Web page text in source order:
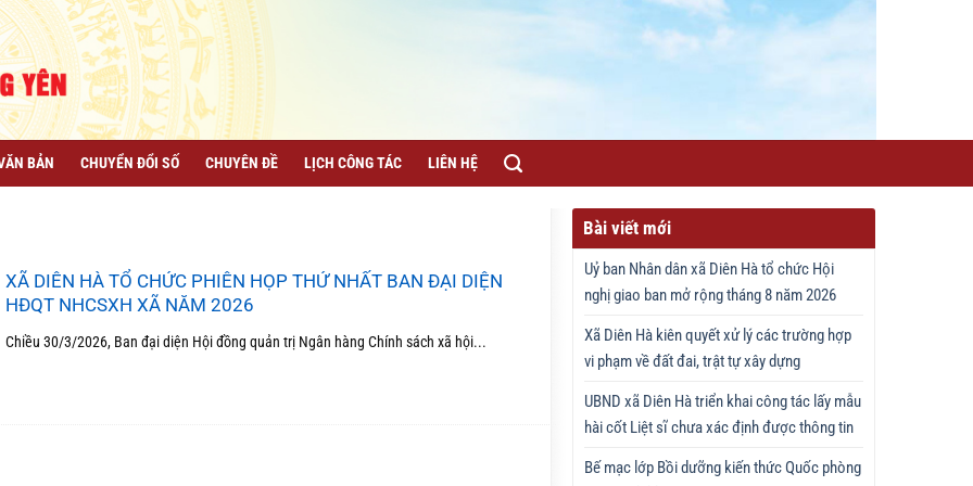
BẢN CHUYỂN ĐỔI SỐ CHUYÊN ĐỀ LỊCH CÔNG TÁC LIÊN HỆ
XÃ DIÊN HÀ TỔ CHỨC PHIÊN HỌP THỨ NHẤT BAN ĐẠI DIỆN
HĐQT NHCSXH XÃ NĂM 2026
Chiều 30/3/2026, Ban đại diện Hội đồng quản trị Ngân hàng Chính sách xã hội...
Bài viết mới
Uỷ ban Nhân dân xã Diên Hà tổ chức Hội
nghị giao ban mở rộng tháng 8 năm 2026
Xã Diên Hà kiên quyết xử lý các trường hợp
vi phạm về đất đai, trật tự xây dựng
UBND xã Diên Hà triển khai công tác lấy mẫu
hài cốt Liệt sĩ chưa xác định được thông tin
Bế mạc lớp Bồi dưỡng kiến thức Quốc phòng